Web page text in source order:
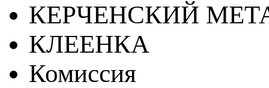
КЕРЧЕНСКИЙ
КЛЕЕНКА
Комиссия